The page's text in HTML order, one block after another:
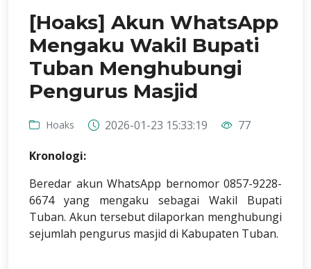
[Hoaks] Akun WhatsApp
Mengaku Wakil Bupati
Tuban Menghubungi
Pengurus Masjid
Hoaks 2026-01-23 15:33:19
77
Kronologi:
Beredar akun WhatsApp bernomor 0857-9228-
6674 yang mengaku sebagai Wakil Bupati
Tuban. Akun tersebut dilaporkan menghubungi
sejumlah pengurus masjid di Kabupaten Tuban.